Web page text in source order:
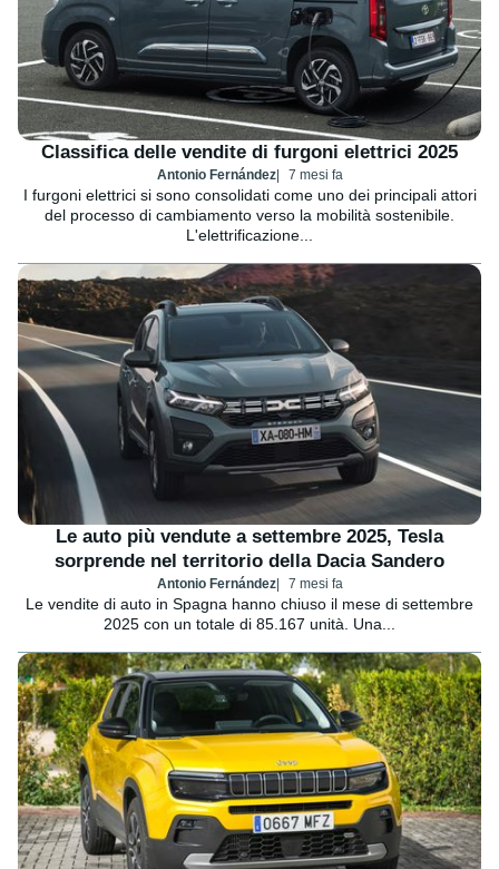
Classifica delle vendite di furgoni elettrici 2025
Antonio Fernández 7 mesi fa
I furgoni elettrici si sono consolidati come uno dei principali attori
del processo di cambiamento verso la mobilità sostenibile.
L'elettrificazione...
Le auto più vendute a settembre 2025, Tesla
sorprende nel territorio della Dacia Sandero
Antonio Fernández 7 mesi fa
Le vendite di auto in Spagna hanno chiuso il mese di settembre
2025 con un totale di 85.167 unità. Una...